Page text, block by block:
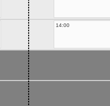
14:00